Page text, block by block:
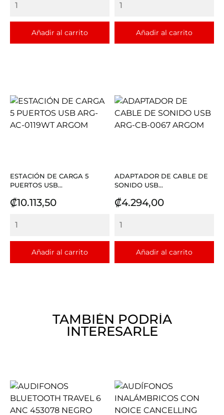
Añadir al carrito Añadir al carrito
ESTACIÓN DE CARGA 5
PUERTOS USB...
Precio
₡10.113,50
Añadir al carrito
ADAPTADOR DE CABLE DE
SONIDO USB...
Precio
₡4.294,00
Añadir al carrito
TAMBIÉN PODRÍA
INTERESARLE